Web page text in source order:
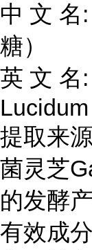
中 文 名
糖）
英 文 名
提取来
菌灵芝
的发酵
有效成